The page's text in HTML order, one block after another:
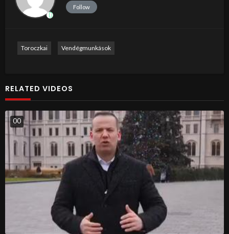
Follow
Toroczkai Vendégmunkások
RELATED VIDEOS
00